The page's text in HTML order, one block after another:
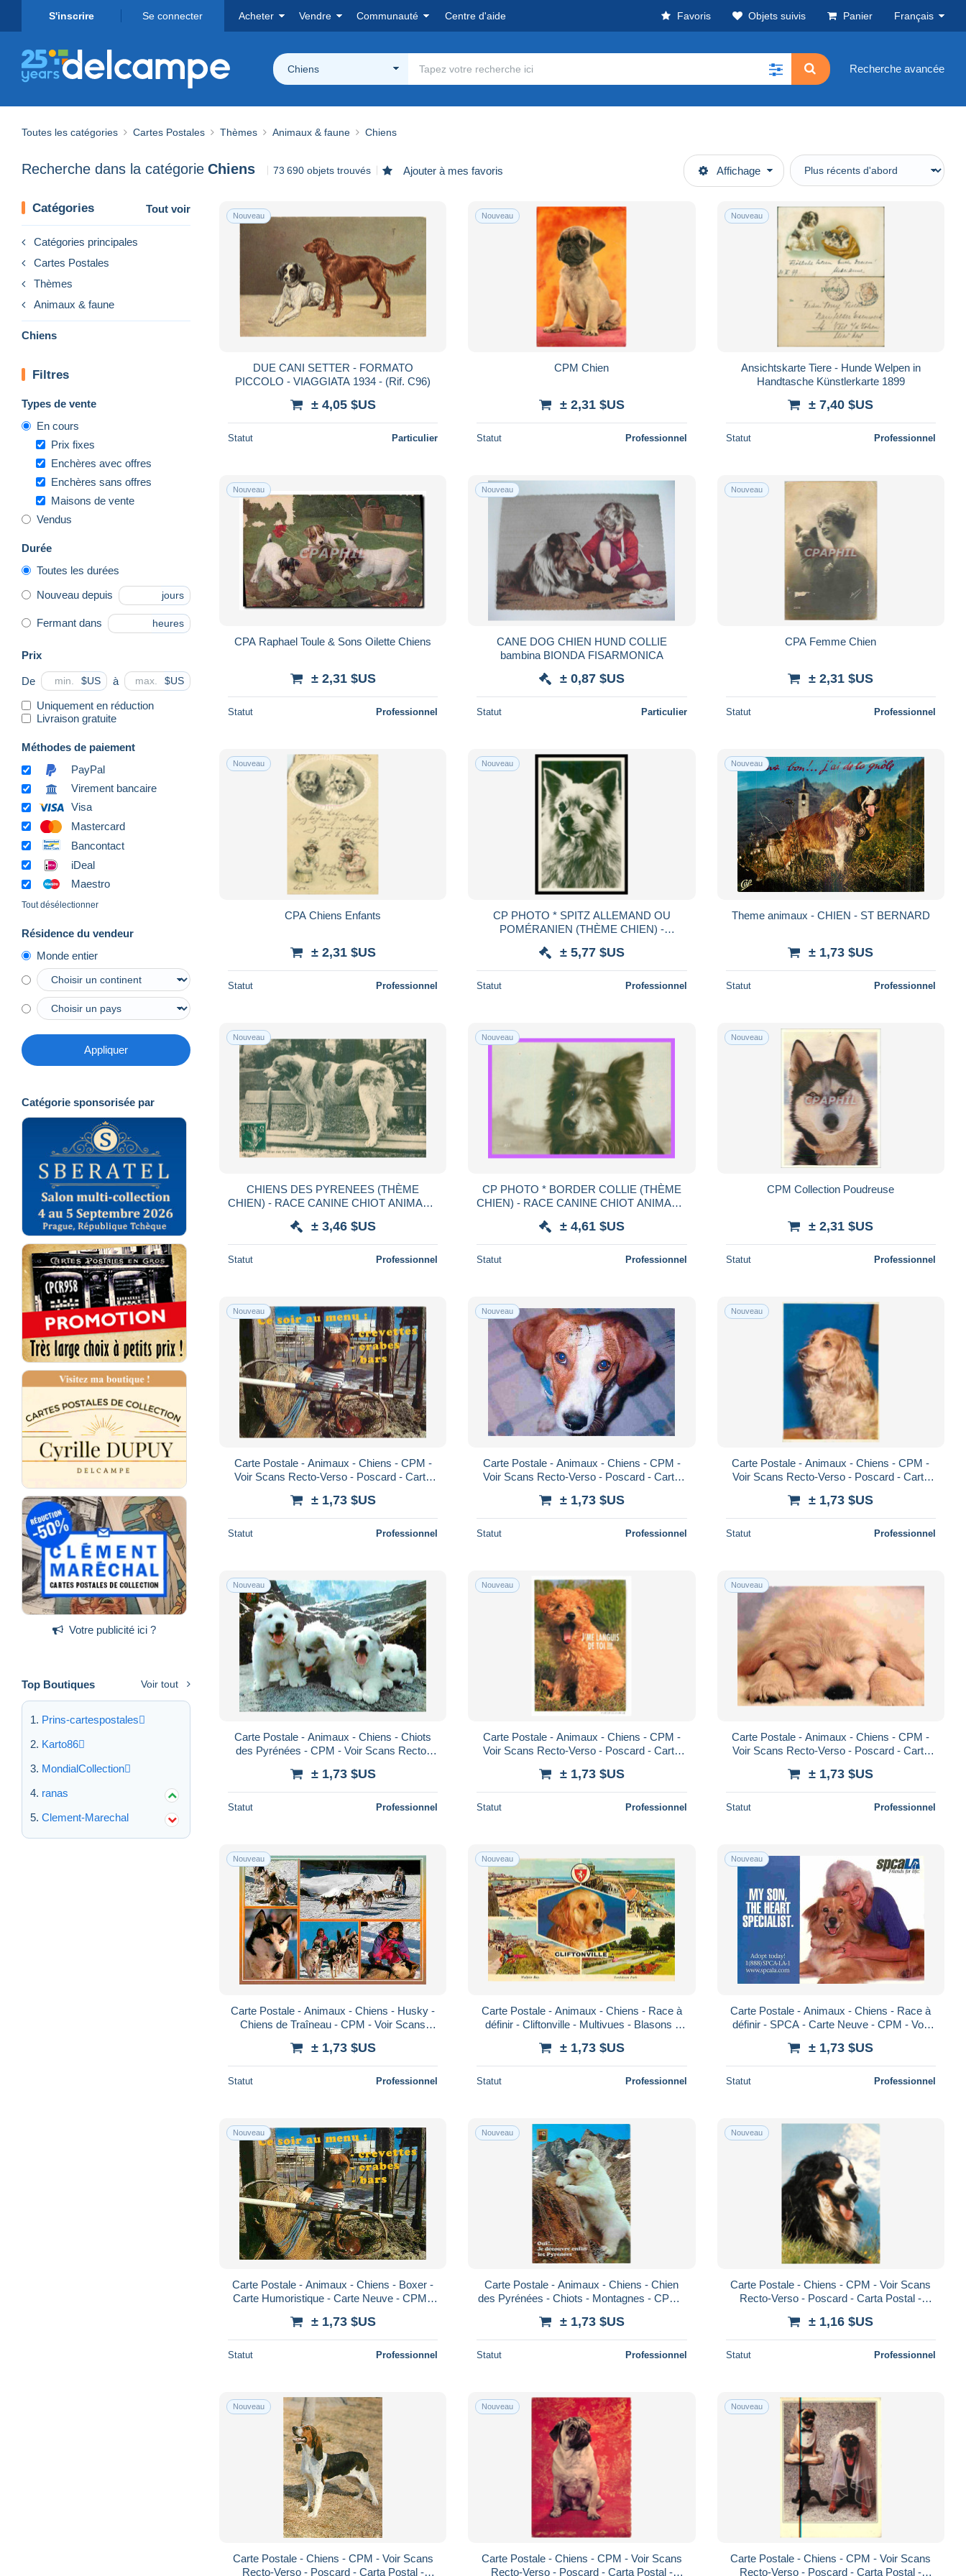
S'inscrire Se connecter Acheter Vendre Communauté Centre d'aide Favoris Objets suivis Panier Français
Chiens Recherche avancée
Toutes les catégories Cartes Postales Thèmes Animaux & faune Chiens
Recherche dans la catégorie Chiens 73 690 objets trouvés Ajouter à mes favoris Affichage
Catégories Tout voir
Catégories principales
Cartes Postales
Thèmes
Animaux & faune
Chiens
Filtres
Types de vente
En cours
Prix fixes
Enchères avec offres
Enchères sans offres
Maisons de vente
Vendus
Durée
Toutes les durées
Nouveau depuis jours
Fermant dans heures
Prix
De $US à $US
Uniquement en réduction
Livraison gratuite
Méthodes de paiement
PayPal
Virement bancaire
Visa
Mastercard
Bancontact
iDeal
Maestro
Tout désélectionner
Résidence du vendeur
Monde entier
Appliquer
Catégorie sponsorisée par
Votre publicité ici ?
Top Boutiques Voir tout
Prins-cartespostales
Karto86
MondialCollection
ranas
Clement-Marechal
Nouveau
DUE CANI SETTER - FORMATO
PICCOLO - VIAGGIATA 1934 - (Rif. C96)
± 4,05 $US
Statut Particulier
Nouveau
CPM Chien
± 2,31 $US
Statut Professionnel
Nouveau
Ansichtskarte Tiere - Hunde Welpen in
Handtasche Künstlerkarte 1899
± 7,40 $US
Statut Professionnel
Nouveau
CPA Raphael Toule & Sons Oilette Chiens
± 2,31 $US
Statut Professionnel
Nouveau
CANE DOG CHIEN HUND COLLIE
bambina BIONDA FISARMONICA
± 0,87 $US
Statut Particulier
Nouveau
CPA Femme Chien
± 2,31 $US
Statut Professionnel
Nouveau
CPA Chiens Enfants
± 2,31 $US
Statut Professionnel
Nouveau
CP PHOTO * SPITZ ALLEMAND OU
POMÉRANIEN (THÈME CHIEN) -
PORTRAIT
± 5,77 $US
Statut Professionnel
Nouveau
Theme animaux - CHIEN - ST BERNARD
± 1,73 $US
Statut Professionnel
Nouveau
CHIENS DES PYRENEES (THÈME
CHIEN) - RACE CANINE CHIOT ANIMAUX
± 3,46 $US
Statut Professionnel
Nouveau
CP PHOTO * BORDER COLLIE (THÈME
CHIEN) - RACE CANINE CHIOT ANIMAUX
± 4,61 $US
Statut Professionnel
Nouveau
CPM Collection Poudreuse
± 2,31 $US
Statut Professionnel
Nouveau
Carte Postale - Animaux - Chiens - CPM -
Voir Scans Recto-Verso - Poscard - Carta
± 1,73 $US
Statut Professionnel
Nouveau
Carte Postale - Animaux - Chiens - CPM -
Voir Scans Recto-Verso - Poscard - Carta
± 1,73 $US
Statut Professionnel
Nouveau
Carte Postale - Animaux - Chiens - CPM -
Voir Scans Recto-Verso - Poscard - Carta
± 1,73 $US
Statut Professionnel
Nouveau
Carte Postale - Animaux - Chiens - Chiots
des Pyrénées - CPM - Voir Scans Recto-
± 1,73 $US
Statut Professionnel
Nouveau
Carte Postale - Animaux - Chiens - CPM -
Voir Scans Recto-Verso - Poscard - Carta
± 1,73 $US
Statut Professionnel
Nouveau
Carte Postale - Animaux - Chiens - CPM -
Voir Scans Recto-Verso - Poscard - Carta
± 1,73 $US
Statut Professionnel
Nouveau
Carte Postale - Animaux - Chiens - Husky -
Chiens de Traîneau - CPM - Voir Scans
± 1,73 $US
Statut Professionnel
Nouveau
Carte Postale - Animaux - Chiens - Race à
définir - Cliftonville - Multivues - Blasons -
± 1,73 $US
Statut Professionnel
Nouveau
Carte Postale - Animaux - Chiens - Race à
définir - SPCA - Carte Neuve - CPM - Voir
± 1,73 $US
Statut Professionnel
Nouveau
Carte Postale - Animaux - Chiens - Boxer -
Carte Humoristique - Carte Neuve - CPM -
± 1,73 $US
Statut Professionnel
Nouveau
Carte Postale - Animaux - Chiens - Chien
des Pyrénées - Chiots - Montagnes - CPM -
± 1,73 $US
Statut Professionnel
Nouveau
Carte Postale - Chiens - CPM - Voir Scans
Recto-Verso - Poscard - Carta Postal -
± 1,16 $US
Statut Professionnel
Nouveau
Carte Postale - Chiens - CPM - Voir Scans
Recto-Verso - Poscard - Carta Postal -
Nouveau
Carte Postale - Chiens - CPM - Voir Scans
Recto-Verso - Poscard - Carta Postal -
Nouveau
Carte Postale - Chiens - CPM - Voir Scans
Recto-Verso - Poscard - Carta Postal -